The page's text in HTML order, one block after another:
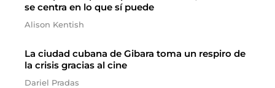
se centra en lo que sí puede
Alison Kentish
La ciudad cubana de Gibara toma un respiro de
la crisis gracias al cine
Dariel Pradas